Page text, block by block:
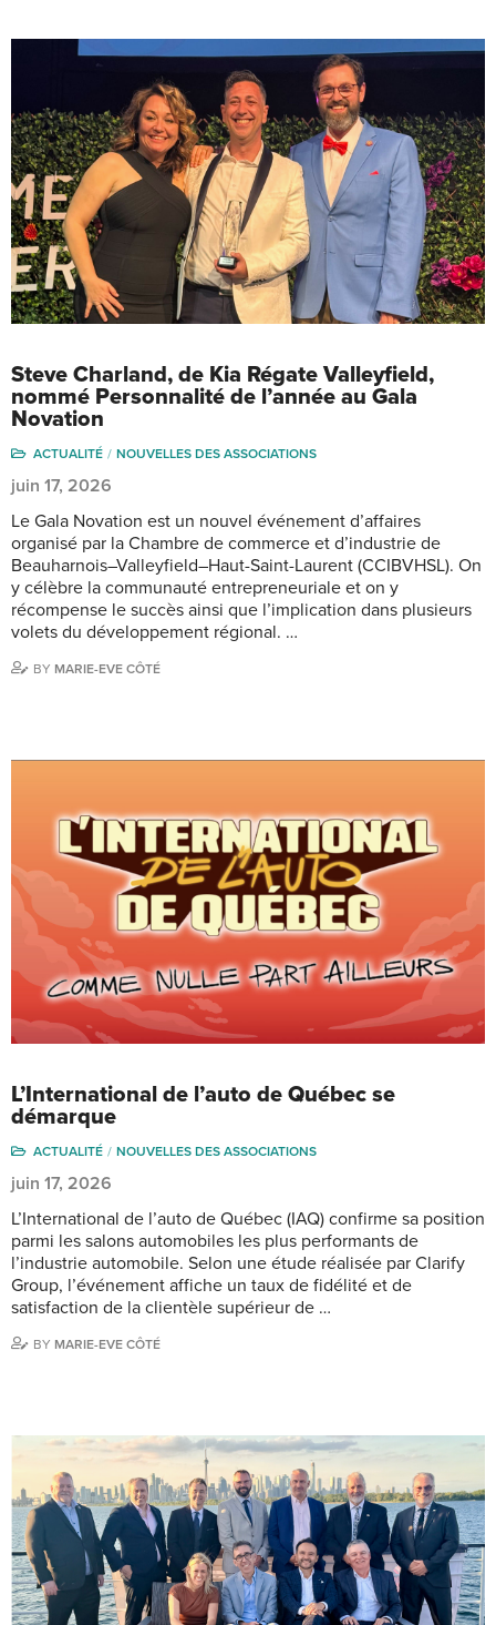
Steve Charland, de Kia Régate Valleyfield,
nommé Personnalité de l’année au Gala
Novation
ACTUALITÉ NOUVELLES DES ASSOCIATIONS
juin 17, 2026
Le Gala Novation est un nouvel événement d’affaires
organisé par la Chambre de commerce et d’industrie de
Beauharnois–Valleyfield–Haut-Saint-Laurent (CCIBVHSL). On
y célèbre la communauté entrepreneuriale et on y
récompense le succès ainsi que l’implication dans plusieurs
volets du développement régional. …
BY MARIE-EVE CÔTÉ
L’International de l’auto de Québec se
démarque
ACTUALITÉ NOUVELLES DES ASSOCIATIONS
juin 17, 2026
L’International de l’auto de Québec (IAQ) confirme sa position
parmi les salons automobiles les plus performants de
l’industrie automobile. Selon une étude réalisée par Clarify
Group, l’événement affiche un taux de fidélité et de
satisfaction de la clientèle supérieur de …
BY MARIE-EVE CÔTÉ